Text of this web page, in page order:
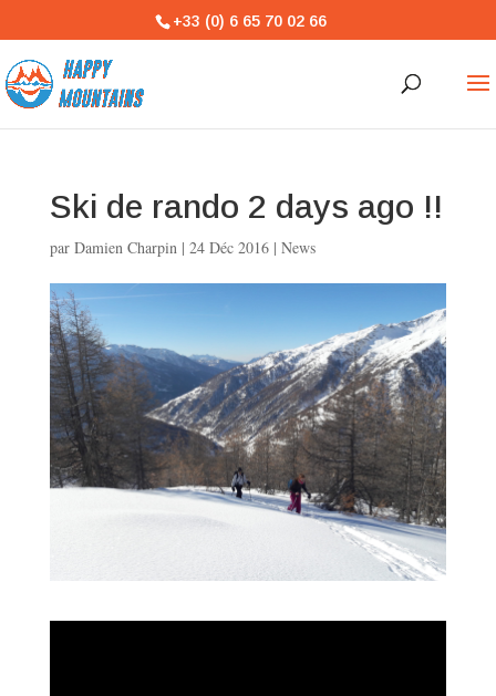
+33 (0) 6 65 70 02 66
Ski de rando 2 days ago !!
par Damien Charpin| 24 Déc 2016| News